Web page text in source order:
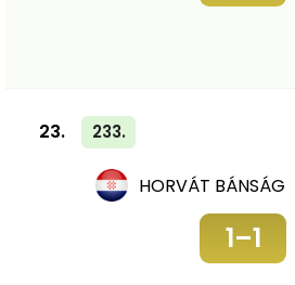
23. 233.
HORVÁT BÁNSÁG
1–1